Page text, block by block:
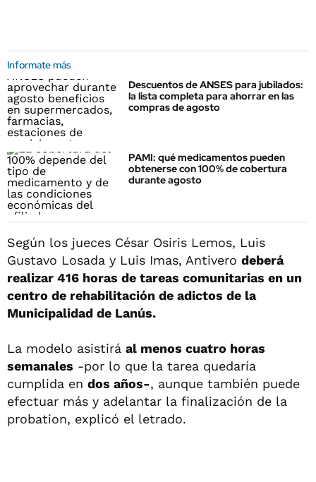
Informate más
Descuentos de ANSES para jubilados:
la lista completa para ahorrar en las
compras de agosto
PAMI: qué medicamentos pueden
obtenerse con 100% de cobertura
durante agosto
Según los jueces César Osiris Lemos, Luis
Gustavo Losada y Luis Imas, Antivero deberá
realizar 416 horas de tareas comunitarias en un
centro de rehabilitación de adictos de la
Municipalidad de Lanús.
La modelo asistirá al menos cuatro horas
semanales -por lo que la tarea quedaría
cumplida en dos años-, aunque también puede
efectuar más y adelantar la finalización de la
probation, explicó el letrado.